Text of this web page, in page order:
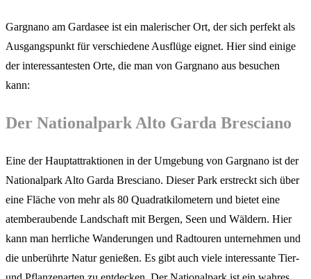
Gargnano am Gardasee ist ein malerischer Ort, der sich perfekt als
Ausgangspunkt für verschiedene Ausflüge eignet. Hier sind einige
der interessantesten Orte, die man von Gargnano aus besuchen
kann:
Der Nationalpark Alto Garda Bresciano
Eine der Hauptattraktionen in der Umgebung von Gargnano ist der
Nationalpark Alto Garda Bresciano. Dieser Park erstreckt sich über
eine Fläche von mehr als 80 Quadratkilometern und bietet eine
atemberaubende Landschaft mit Bergen, Seen und Wäldern. Hier
kann man herrliche Wanderungen und Radtouren unternehmen und
die unberührte Natur genießen. Es gibt auch viele interessante Tier-